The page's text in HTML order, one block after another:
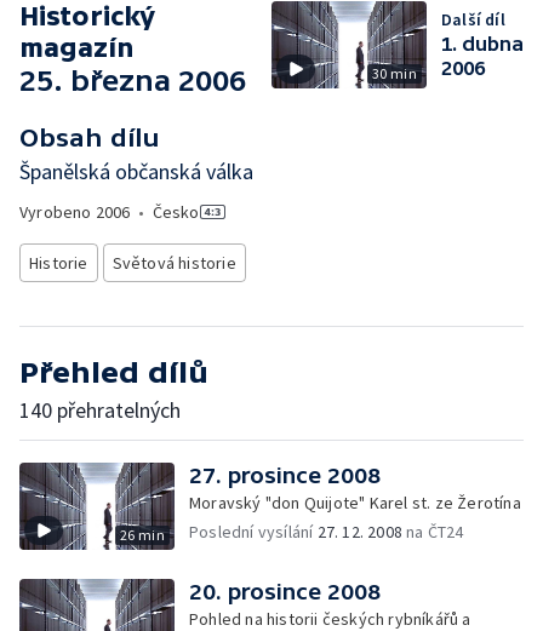
Historický
magazín
25. března 2006
Obsah dílu
Španělská občanská válka
Vyrobeno 2006 • Česko
Historie Světová historie
30 min
Další díl
1. dubna
2006
Přehled dílů
140 přehratelných
26 min
27. prosince 2008
Moravský "don Quijote" Karel st. ze Žerotína
Poslední vysílání 27. 12. 2008 na ČT24
20. prosince 2008
Pohled na historii českých rybníkářů a